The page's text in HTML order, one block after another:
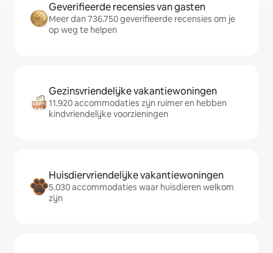
Geverifieerde recensies van gasten
Meer dan 736.750 geverifieerde recensies om je
op weg te helpen
Gezinsvriendelijke vakantiewoningen
11.920 accommodaties zijn ruimer en hebben
kindvriendelijke voorzieningen
Huisdiervriendelijke vakantiewoningen
5.030 accommodaties waar huisdieren welkom
zijn